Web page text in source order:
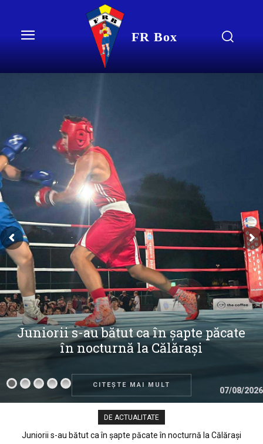
FR Box
Juniorii s-au bătut ca în șapte păcate
în nocturnă la Călărași
07/08/2026
CITEȘTE MAI MULT
DE ACTUALITATE
Juniorii s-au bătut ca în șapte păcate în nocturnă la Călărași